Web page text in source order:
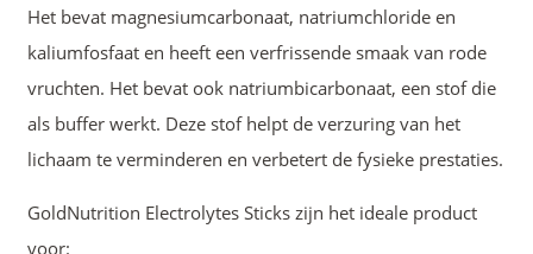
Het bevat magnesiumcarbonaat, natriumchloride en
kaliumfosfaat en heeft een verfrissende smaak van rode
vruchten. Het bevat ook natriumbicarbonaat, een stof die
als buffer werkt. Deze stof helpt de verzuring van het
lichaam te verminderen en verbetert de fysieke prestaties.
GoldNutrition Electrolytes Sticks zijn het ideale product
voor: